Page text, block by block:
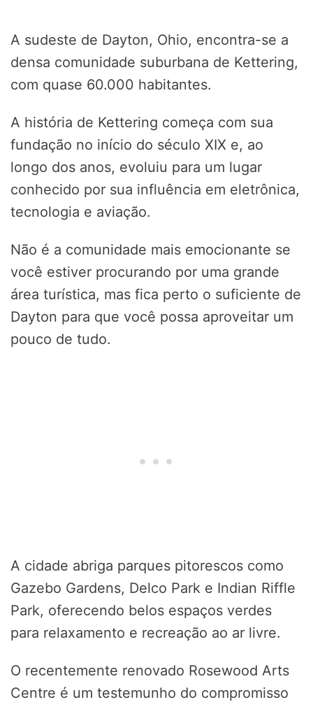
A sudeste de Dayton, Ohio, encontra-se a
densa comunidade suburbana de Kettering,
com quase 60.000 habitantes.
A história de Kettering começa com sua
fundação no início do século XIX e, ao
longo dos anos, evoluiu para um lugar
conhecido por sua influência em eletrônica,
tecnologia e aviação.
Não é a comunidade mais emocionante se
você estiver procurando por uma grande
área turística, mas fica perto o suficiente de
Dayton para que você possa aproveitar um
pouco de tudo.
A cidade abriga parques pitorescos como
Gazebo Gardens, Delco Park e Indian Riffle
Park, oferecendo belos espaços verdes
para relaxamento e recreação ao ar livre.
O recentemente renovado Rosewood Arts
Centre é um testemunho do compromisso